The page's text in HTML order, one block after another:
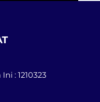
: 1210323